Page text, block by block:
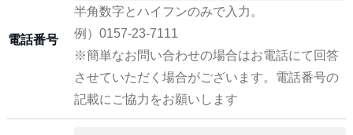
電話番号
半角数字とハイフンのみで入力。
例）0157-23-7111
※簡単なお問い合わせの場合はお電話にて回答
させていただく場合がございます。電話番号の
記載にご協力をお願いします